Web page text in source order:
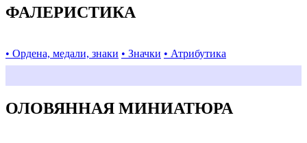
ФАЛЕРИСТИКА
• Ордена, медали, знаки • Значки • Атрибутика
ОЛОВЯННАЯ МИНИАТЮРА